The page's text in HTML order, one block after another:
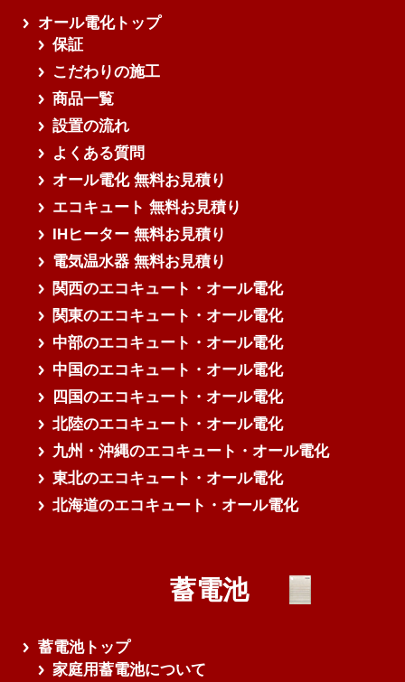
オール電化トップ
保証
こだわりの施工
商品一覧
設置の流れ
よくある質問
オール電化 無料お見積り
エコキュート 無料お見積り
IHヒーター 無料お見積り
電気温水器 無料お見積り
関西のエコキュート・オール電化
関東のエコキュート・オール電化
中部のエコキュート・オール電化
中国のエコキュート・オール電化
四国のエコキュート・オール電化
北陸のエコキュート・オール電化
九州・沖縄のエコキュート・オール電化
東北のエコキュート・オール電化
北海道のエコキュート・オール電化
蓄電池
蓄電池トップ
家庭用蓄電池について